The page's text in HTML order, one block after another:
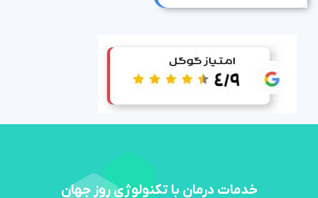
خدمات درمان با تکنولوژی روز جهان